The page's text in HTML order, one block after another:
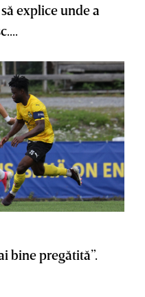
explice unde a
bine pregătită”.